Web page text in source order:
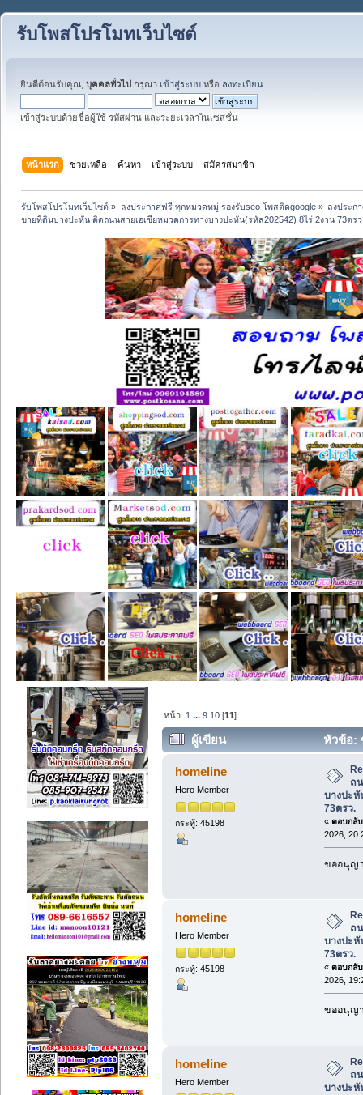
รับโพสโปรโมทเว็บไซต์
ยินดีต้อนรับคุณ, บุคคลทั่วไป กรุณา เข้าสู่ระบบ หรือ ลงทะเบียน
เข้าสู่ระบบด้วยชื่อผู้ใช้ รหัสผ่าน และระยะเวลาในเซสชั่น
หน้าแรก ช่วยเหลือ ค้นหา เข้าสู่ระบบ สมัครสมาชิก
รับโพสโปรโมทเว็บไซต์ » ลงประกาศฟรี ทุกหมวดหมู่ รองรับseo โพสติดgoogle» ลงประก
ขายที่ดินบางปะหัน ติดถนนสายเอเชียหมวดการทางบางปะหัน(รหัส202542) 8ไร่ 2งาน 73ตร
หน้า: 1 ...9 10 [11]
ผู้เขียน
หัวข้อ:
บางปะหัน(รหัส202542) 8ไร่ 2งาน
homeline
Hero Member
กระทู้: 45198
ถ
บางปะหั
73ตรว.
« ตอบกลั
2026,
ขออนุญ
homeline
Hero Member
กระทู้: 45198
ถ
บางปะหั
73ตรว.
« ตอบกลั
2026,
ขออนุญ
homeline
Hero Member
ถ
บางปะหั